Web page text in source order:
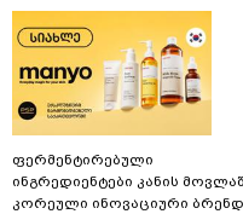
ფერმენტირებული
ინგრედიენტები კანის
კორეული ინოვაციური